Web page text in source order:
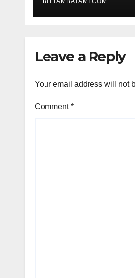
BITTAMBATAMI.COM
Leave a Reply
Your email address will not
Comment*